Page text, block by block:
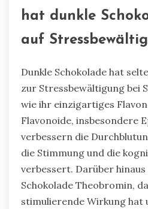
hat dunkle
auf
Dunkle Schokolade hat
zur Stressbewältigung bei
wie ihr einzigartiges
Flavonoide, insbesondere
verbessern die
die Stimmung und die
verbessert. Darüber
Schokolade Theobromin,
stimulierende Wirkung hat